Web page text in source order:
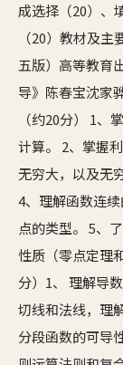
成选择（20）、
（20）教材及
五版）高等教育
导》陈春宝沈家
（约20分） 1
计算。 2、掌握
无穷大，以及无
4、理解函数连
点的类型。 5、
性质（零点定理
分）1、 理解导
切线和法线，理
分段函数的可导